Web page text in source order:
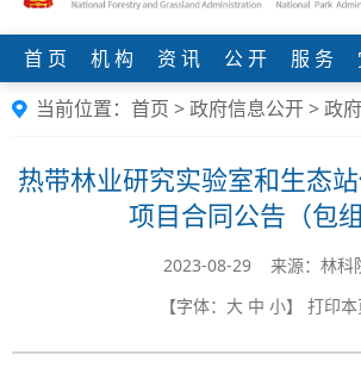
首 页 机 构 资 讯 公 开 服 务
当前位置： 首页 >政府信息公开>政
热带林业研究实验室和生态
项目合同公告（包组
2023-08-29 来源：林科
【字体： 大 中 小】 打印本